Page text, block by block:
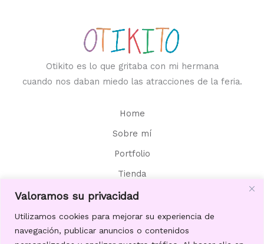
Valoramos su privacidad
Utilizamos cookies para mejorar su experiencia de
navegación, publicar anuncios o contenidos
Otikito es lo que gritaba con mi hermana
cuando nos daban miedo las atracciones de la feria.
Home
Sobre mí
Portfolio
Tienda
Contacto
Aviso Legal